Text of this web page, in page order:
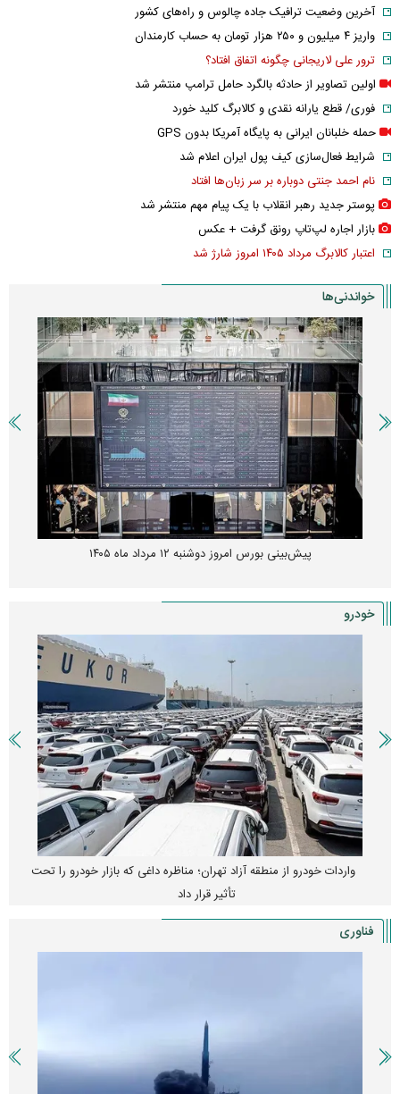
آخرین وضعیت ترافیک جاده چالوس و راه‌های کشور
واریز ۴ میلیون و ۲۵۰ هزار تومان به حساب کارمندان
ترور علی لاریجانی چگونه اتفاق افتاد؟
اولین تصاویر از حادثه بالگرد حامل ترامپ منتشر شد
فوری/ قطع یارانه نقدی و کالابرگ کلید خورد
حمله خلبانان ایرانی به پایگاه آمریکا بدون GPS
شرایط فعال‌سازی کیف پول ایران اعلام شد
نام احمد جنتی دوباره بر سر زبان‌ها افتاد
پوستر جدید رهبر انقلاب با یک پیام مهم منتشر شد
بازار اجاره لپ‌تاپ رونق گرفت + عکس
اعتبار کالابرگ مرداد ۱۴۰۵ امروز شارژ شد
خواندنی‌ها
پیش‌بینی بورس امروز دوشنبه ۱۲ مرداد ماه ۱۴۰۵
خودرو
واردات خودرو از منطقه آزاد تهران؛ مناظره داغی که بازار خودرو را تحت
تأثیر قرار داد
فناوری